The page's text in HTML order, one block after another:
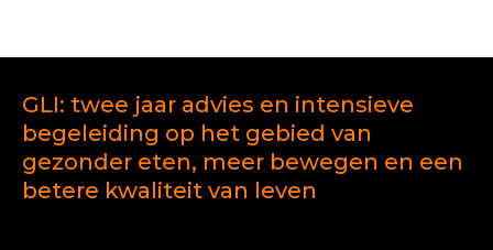
GLI: twee jaar advies en intensieve
begeleiding op het gebied van
gezonder eten, meer bewegen en een
betere kwaliteit van leven